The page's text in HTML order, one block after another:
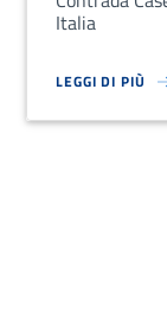
Italia
LEGGI DI PIÙ
SU LOREM